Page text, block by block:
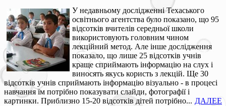
У недавньому дослідженні Техаського
освітнього агентства було показано, що 95
відсотків вчителів середньої школи
використовують головним чином
лекційний метод. Але інше дослідження
показало, що лише 25 відсотків учнів
краще сприймають інформацію на слух і
виносять якусь користь з лекцій. Ще 30
відсотків учнів сприймають інформацію візуально - в процесі
навчання їм потрібно показувати слайди, фотографії і
картинки. Приблизно 15-20 відсотків дітей потрібно... ДАЛЕЕ